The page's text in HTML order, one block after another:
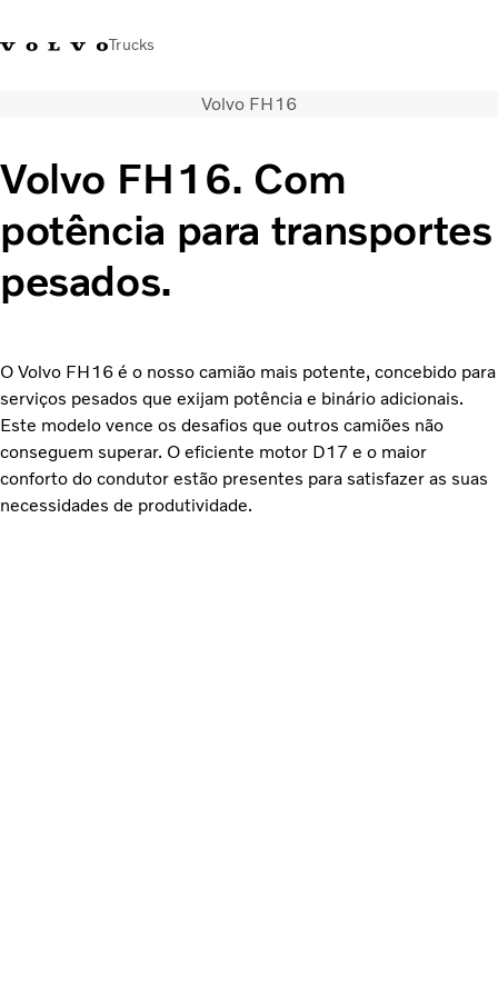
Trucks
Volvo Trucks
Nors Trucks and Buses Portugal
Camiões
Serviços
Sobre Nós
Contacto
Campanhas
Volvo FH16
Volvo FH16. Com
potência para transportes
pesados.
O Volvo FH16 é o nosso camião mais potente, concebido para
serviços pesados que exijam potência e binário adicionais.
Este modelo vence os desafios que outros camiões não
conseguem superar. O eficiente motor D17 e o maior
conforto do condutor estão presentes para satisfazer as suas
necessidades de produtividade.